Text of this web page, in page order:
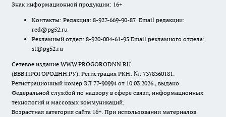
Знак информационной продукции: 16+
Контакты: Редакция: 8-927-669-90-87 Email редакции:
red@pg52.ru
Рекламный отдел: 8-920-004-61-95 Email рекламного отдела:
st@pg52.ru
Сетевое издание WWW.PROGORODNN.RU
(ВВВ.ПРОГОРОДНН.РУ). Регистрация РКН: №: 7378360181.
Регистрационный номер ЭЛ 77-90994 от 10.03.2026., выдано
Федеральной службой по надзору в сфере связи, информационных
технологий и массовых коммуникаций.
Возрастная категория сайта 16+. При использовании материалов